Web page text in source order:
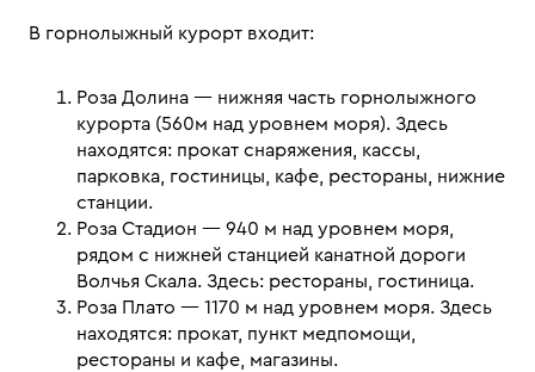
В горнолыжный курорт входит:
Роза Долина — нижняя часть горнолыжного
курорта (560м над уровнем моря). Здесь
находятся: прокат снаряжения, кассы,
парковка, гостиницы, кафе, рестораны, нижние
станции.
Роза Стадион — 940 м над уровнем моря,
рядом с нижней станцией канатной дороги
Волчья Скала. Здесь: рестораны, гостиница.
Роза Плато — 1170 м над уровнем моря. Здесь
находятся: прокат, пункт медпомощи,
рестораны и кафе, магазины.